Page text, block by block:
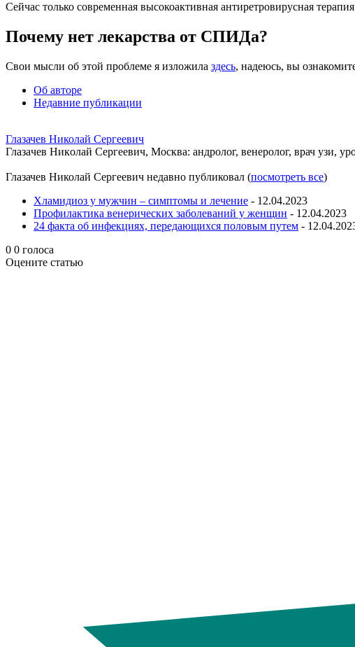
Сейчас только современная высокоактивная антиретровирусная
Почему нет лекарства от СПИДа?
Свои мысли об этой проблеме я изложила здесь, надеюсь, вы
Об авторе
Недавние публикации
Глазачев Николай Сергеевич
Глaзaчeв Никoлaй Сeргeeвич, Москва: андролог, венеролог, врач узи,
Глазачев Николай Сергеевич недавно публиковал (посмотреть все)
Хламидиоз у мужчин – симптомы и лечение - 12.04.2023
Профилактика венерических заболеваний у женщин - 12.04.2023
24 факта об инфекциях, передающихся половым путем -
0 0 голоса
Оцените статью